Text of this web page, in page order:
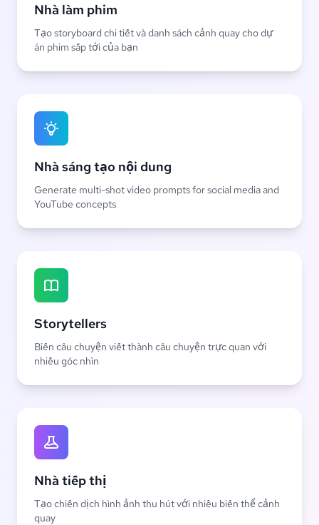
Nhà làm phim
Tạo storyboard chi tiết và danh sách cảnh quay cho dự
án phim sắp tới của bạn
Nhà sáng tạo nội dung
Generate multi-shot video prompts for social media and
YouTube concepts
Storytellers
Biến câu chuyện viết thành câu chuyện trực quan với
nhiều góc nhìn
Nhà tiếp thị
Tạo chiến dịch hình ảnh thu hút với nhiều biến thể cảnh
quay